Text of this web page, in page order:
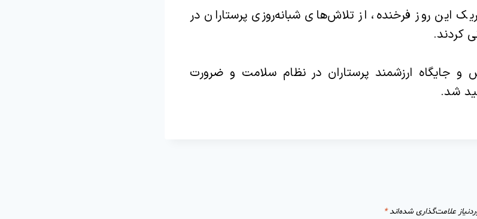
این روز فرخنده، از تلاش‌های شبانه‌روزی پرستاران در
کردند.
و جایگاه ارزشمند پرستاران در نظام سلامت و ضرورت
شد.
علامت‌گذاری شده‌اند*